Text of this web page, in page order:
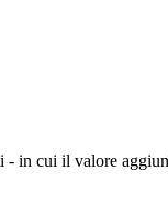
in cui il valore